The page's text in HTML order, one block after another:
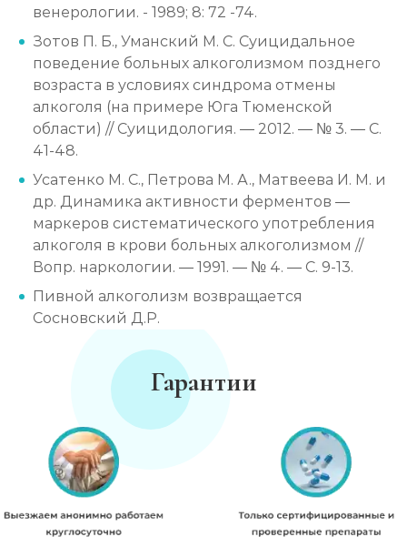
венерологии. - 1989; 8: 72 -74.
Зотов П. Б., Уманский М. С. Суицидальное
поведение больных алкоголизмом позднего
возраста в условиях синдрома отмены
алкоголя (на примере Юга Тюменской
области) // Суицидология. — 2012. — № 3. — С.
41-48.
Усатенко М. С., Петрова М. А., Матвеева И. М. и
др. Динамика активности ферментов —
маркеров систематического употребления
алкоголя в крови больных алкоголизмом //
Вопр. наркологии. — 1991. — № 4. — С. 9-13.
Пивной алкоголизм возвращается
Сосновский Д.Р.
Гарантии